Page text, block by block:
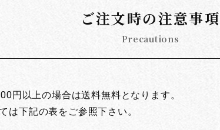
ご注文時の注意事項
Precautions
円以上の場合は送料無料となります。
は下記の表をご参照下さい。